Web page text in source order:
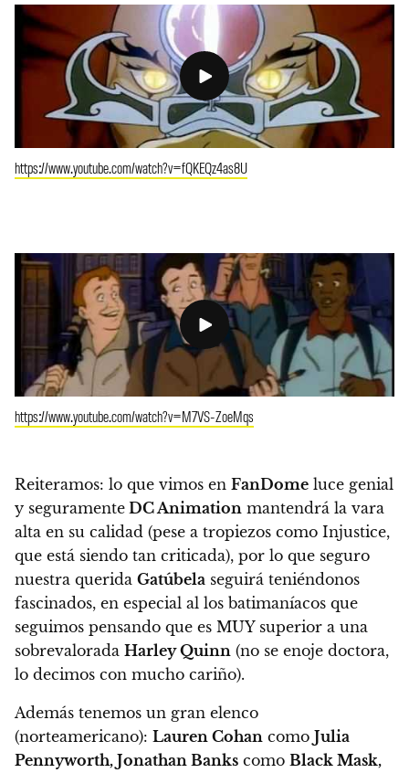
https://www.youtube.com/watch?v=fQKEQz4as8U
https://www.youtube.com/watch?v=M7VS-ZoeMqs
Reiteramos: lo que vimos en FanDome luce genial
y seguramente DC Animation mantendrá la vara
alta en su calidad (pese a tropiezos como Injustice,
que está siendo tan criticada), por lo que seguro
nuestra querida Gatúbela seguirá teniéndonos
fascinados, en especial al los batimaníacos que
seguimos pensando que es MUY superior a una
sobrevalorada Harley Quinn (no se enoje doctora,
lo decimos con mucho cariño).
Además tenemos un gran elenco
(norteamericano): Lauren Cohan como Julia
Pennyworth, Jonathan Banks como Black Mask,